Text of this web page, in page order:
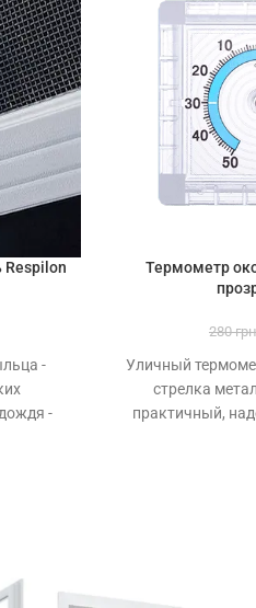
Respilon
-
-
и
Термометр
280грн
Уличный
стрелка
практичный,